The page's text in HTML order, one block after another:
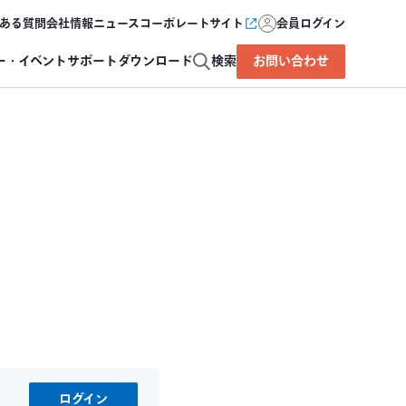
る質問会社情報ニュースコーポレートサイト 会員ログイン
・イベントサポートダウンロード 検索 お問い合わせ
ログイン